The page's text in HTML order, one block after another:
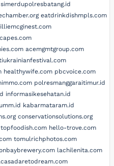
simerdupolresbatang.id
eatdrinkdishmpls.com
acemgmtgroup.com
healthywife.com pbcvoice.com
polresmanggaraitimur.id
informasikesehatan.id
kabarmataram.id
conservationsolutions.org
topfoodish.com hello-trove.com
tomulrichphotos.com
lachilenita.com